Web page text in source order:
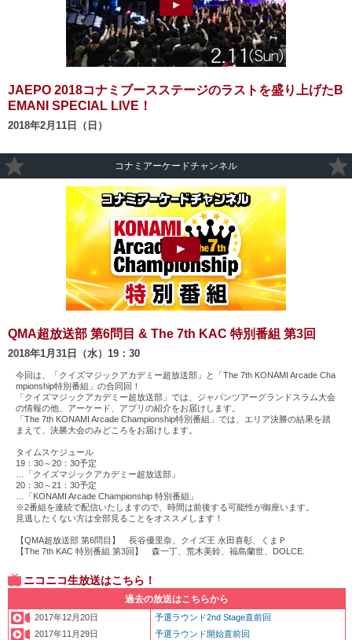
The 7th KONAMI Arcade Championshi
C 特別番組 第3回
The 7th KONAMI Arcade Championshi
p QMA超放送部 第6問目 & The 7th KA
C 特別番組 第3回
JAEPO 2018コナミブースステージのラストを盛り上げたB
EMANI SPECIAL LIVE！
2018年2月11日（日）
コナミアーケードチャンネル
The 7th KONAMI Arcade Championshi
p QMA超放送部 第6問目 & The 7th KA
C 特別番組 第3回
QMA超放送部 第6問目 & The 7th KAC 特別番組 第3回
2018年1月31日（水）19：30
今回は、「クイズマジックアカデミー超放送部」と「The 7th KONAMI Arcade Cha
mpionship特別番組」の合同回！
「クイズマジックアカデミー超放送部」では、ジャパンツアーグランドスラム大会
の情報の他、アーケード、アプリの紹介をお届けします。
「The 7th KONAMI Arcade Championship特別番組」では、エリア決勝の結果を踏
まえて、決勝大会のみどころをお届けします。
タイムスケジュール
19：30～20：30予定
…「クイズマジックアカデミー超放送部」
20：30～21：30予定
…「KONAMI Arcade Championship 特別番組」
※2番組を連続で配信いたしますので、時間は前後する可能性が御座います。
見逃したくない方は全部見ることをオススメします！
【QMA超放送部 第6問目】 長谷優里奈、クイズ王 永田喜彰、くまＰ
【The 7th KAC 特別番組 第3回】 森一丁、荒木美鈴、福島蘭世、DOLCE.
ニコニコ生放送はこちら！
過去の放送はこちらから
2017年12月20日
予選ラウンド2nd Stage直前回
2017年11月29日
予選ラウンド開始直前回